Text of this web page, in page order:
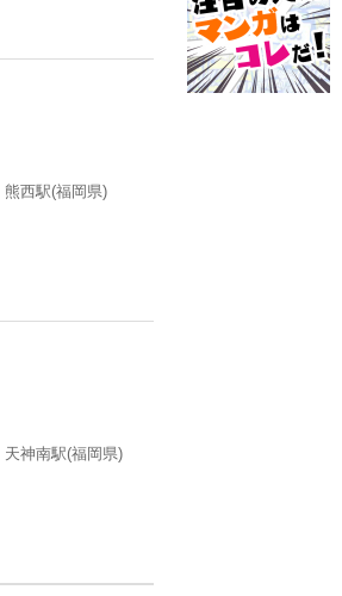
熊西駅(福岡県)
天神南駅(福岡県)